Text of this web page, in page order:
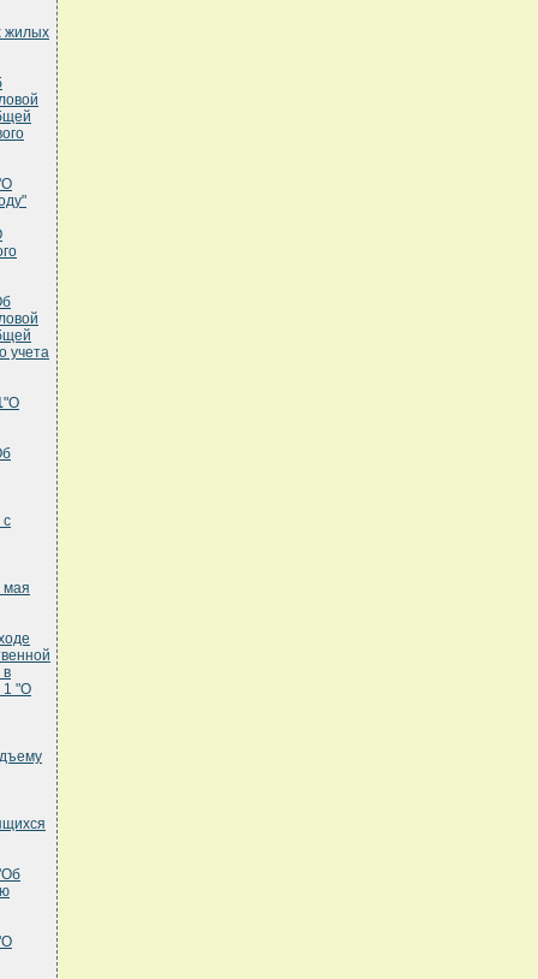
жилых
учета
"О
с
мая
в
1 "О